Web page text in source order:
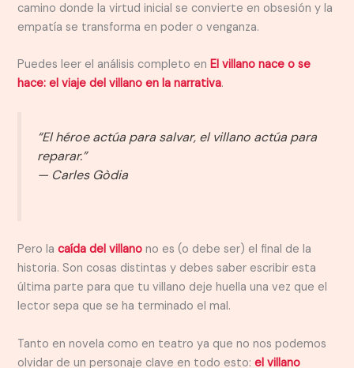
camino donde la virtud inicial se convierte en obsesión y la
empatía se transforma en poder o venganza.
Puedes leer el análisis completo enEl villano nace o se
hace: el viaje del villano en la narrativa.
“El héroe actúa para salvar, el villano actúa para
reparar.”
— Carles Gòdia
Pero lacaída del villano no es (o debe ser) el final de la
historia. Son cosas distintas y debes saber escribir esta
última parte para que tu villano deje huella una vez que el
lector sepa que se ha terminado el mal.
Tanto en novela como en teatro ya que no nos podemos
olvidar de un personaje clave en todo esto:el villano